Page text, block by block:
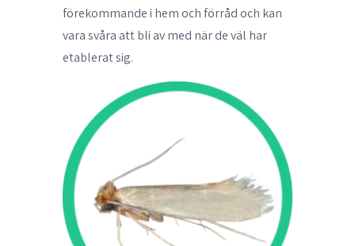
förekommande i hem och förråd och kan
vara svåra att bli av med när de väl har
etablerat sig.